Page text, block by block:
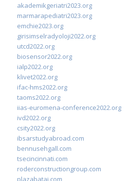
akademikgeriatri2023.org
marmarapediatri2023.org
emchie2023.org
girisimselradyoloji2022.org
utcd2022.org
biosensor2022.org
ialp2022.org
klivet2022.org
ifac-hms2022.org
taoms2022.org
iias-euromena-conference2022.org
ivd2022.org
csity2022.org
ibsarstudyabroad.com
bennusehgall.com
tsecincinnati.com
roderconstructiongroup.com
plazabatai.com